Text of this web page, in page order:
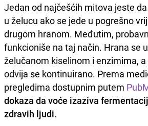
Jedan od najčešćih mitova jeste
u želucu ako se jede u pogrešno
drugom hranom. Međutim,
funkcioniše na taj način. Hrana se
želučanom kiselinom i enzimima,
odvija se kontinuirano. Prema
pregledima dostupnim putem
dokaza da voće izaziva
zdravih ljudi.